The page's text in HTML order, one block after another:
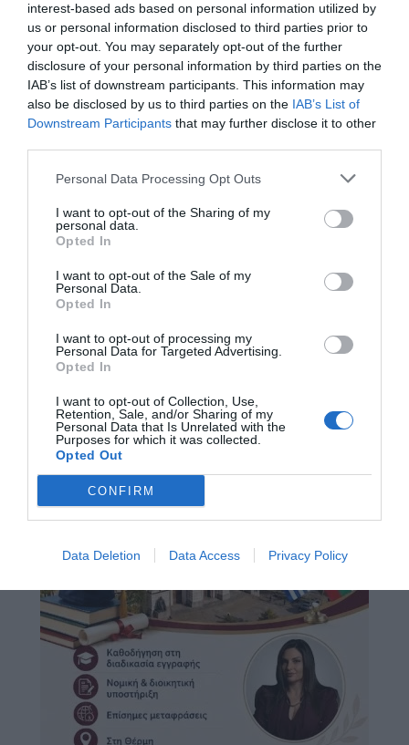
interest-based ads based on personal information utilized by
us or personal information disclosed to third parties prior to
your opt-out. You may separately opt-out of the further
disclosure of your personal information by third parties on the
IAB’s list of downstream participants. This information may
also be disclosed by us to third parties on the IAB’s List of
Downstream Participants that may further disclose it to other
Personal Data Processing Opt Outs
I want to opt-out of the Sharing of my
personal data.
Opted In
I want to opt-out of the Sale of my
Personal Data.
Opted In
I want to opt-out of processing my
Personal Data for Targeted Advertising.
Opted In
I want to opt-out of Collection, Use,
Retention, Sale, and/or Sharing of my
Personal Data that Is Unrelated with the
Purposes for which it was collected.
Opted Out
CONFIRM
Data Deletion Data Access Privacy Policy